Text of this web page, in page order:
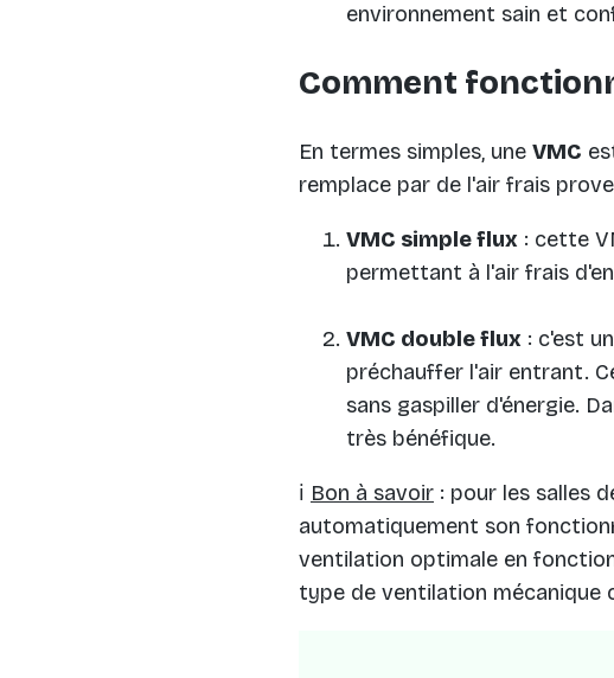
environnement sain et
Comment
En termes simples, une VMC
remplace par de l'air frais
VMC simple flux : cette
permettant à l'air frais
VMC double flux : c'est
préchauffer l'air entrant.
sans gaspiller d'énergie.
très bénéfique.
ℹ️ Bon à savoir : pour les salles
automatiquement son
ventilation optimale en
type de ventilation mécanique